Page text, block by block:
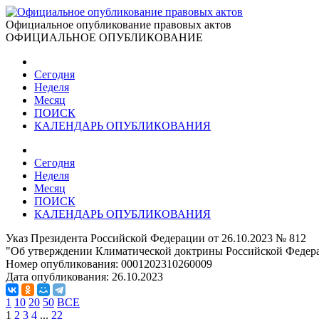
Официальное опубликование правовых актов
ОФИЦИАЛЬНОЕ ОПУБЛИКОВАНИЕ
Сегодня
Неделя
Месяц
ПОИСК
КАЛЕНДАРЬ ОПУБЛИКОВАНИЯ
Сегодня
Неделя
Месяц
ПОИСК
КАЛЕНДАРЬ ОПУБЛИКОВАНИЯ
Указ Президента Российской Федерации от 26.10.2023 № 812
"Об утверждении Климатической доктрины Российской
Номер опубликования: 0001202310260009
Дата опубликования: 26.10.2023
1 10 20 50 ВСЕ
1 2 3 4 ... 22